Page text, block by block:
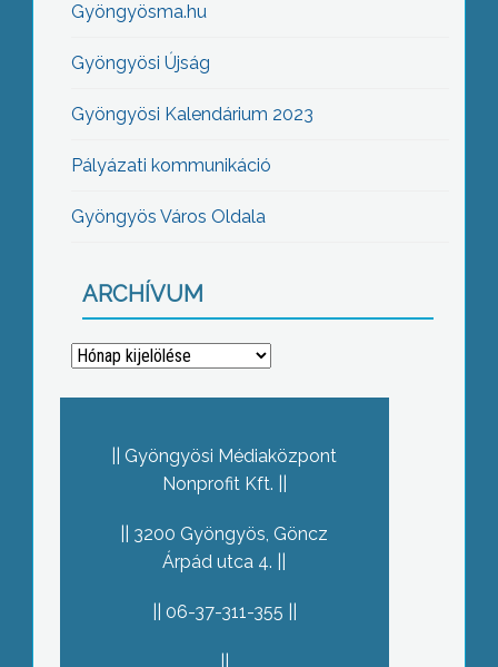
Gyöngyösma.hu
Gyöngyösi Újság
Gyöngyösi Kalendárium 2023
Pályázati kommunikáció
Gyöngyös Város Oldala
ARCHÍVUM
Archívum
Gyöngyösi Médiaközpont
Nonprofit Kft.
3200 Gyöngyös, Göncz
Árpád utca 4.
06-37-311-355